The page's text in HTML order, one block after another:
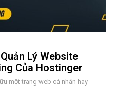
Lý Website
Của Hostinger
một trang web cá nhân hay